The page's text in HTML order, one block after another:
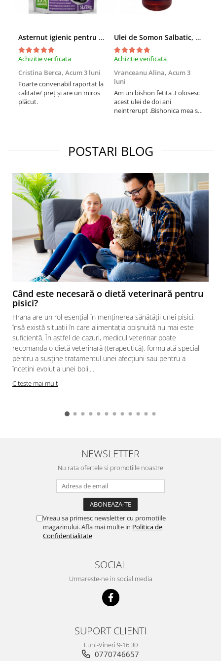
Asternut igienic pentru pisici Tofu Lavanda, Mon Petit 5 l
Achizitie verificata
Cristina Berca, Acum 3 luni
Foarte convenabil raportat la
calitate/ preț și are un miros
plăcut.
Ulei de Somon Salbatic, câini și pisici, piele si blană, BEST4PETS, 1l
Achizitie verificata
Vranceanu Alina, Acum 3
luni
Am un bishon fetita .Folosesc
acest ulei de doi ani
neintrerupt .Bishonica mea se
treia comanda recomand cu
mult drag !
POSTARI BLOG
Când este necesară o dietă veterinară pentru
pisici?
Hrana are un rol esențial în menținerea sănătății unei pisici,
însă există situații în care alimentația obișnuită nu mai este
suficientă. În astfel de cazuri, medicul veterinar poate
recomanda o dietă veterinară (terapeutică), formulată special
pentru a susține tratamentul unei afecțiuni sau pentru a
încetini evoluția unei boli....
Citeste mai mult
NEWSLETTER
Nu rata ofertele si promotiile noastre
Vreau sa primesc newsletter cu promotiile
magazinului. Afla mai multe in Politica de
Confidentialitate
SOCIAL
Urmareste-ne in social media
SUPORT CLIENTI
Luni-Vineri 9-16:30
0770746657